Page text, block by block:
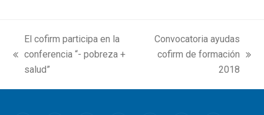
previous
post:
El cofirm participa en la
conferencia “- pobreza +
salud”
next
Convocatoria ayudas
cofirm de formación
2018